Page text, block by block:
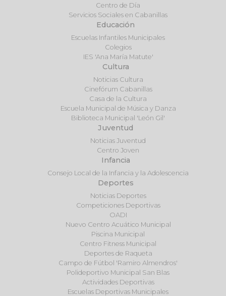
Centro de Día
Servicios Sociales en Cabanillas
Educación
Escuelas Infantiles Municipales
Colegios
IES 'Ana María Matute'
Cultura
Noticias Cultura
Cinefórum Cabanillas
Casa de la Cultura
Escuela Municipal de Música y Danza
Biblioteca Municipal 'León Gil'
Juventud
Noticias Juventud
Centro Joven
Infancia
Consejo Local de la Infancia y la Adolescencia
Deportes
Noticias Deportes
Competiciones Deportivas
OADI
Nuevo Centro Acuático Municipal
Piscina Municipal
Centro Fitness Municipal
Deportes de Raqueta
Campo de Fútbol 'Ramiro Almendros'
Polideportivo Municipal San Blas
Actividades Deportivas
Escuelas Deportivas Municipales